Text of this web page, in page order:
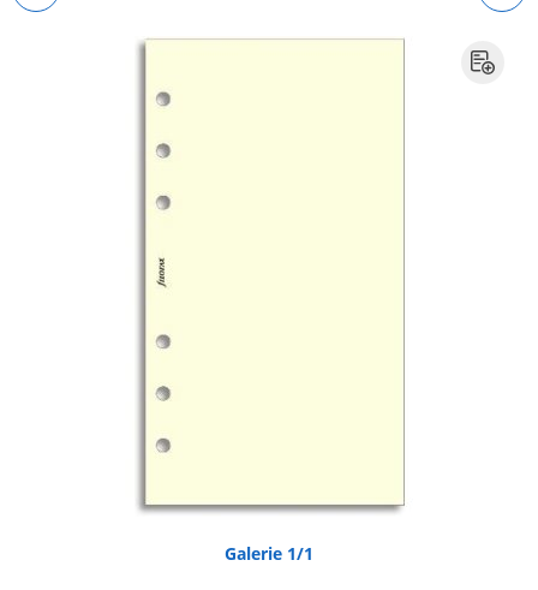
Galerie 1/1